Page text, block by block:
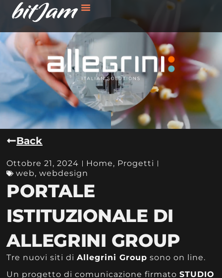
Back
Ottobre 21, 2024 Home, Progetti
web,webdesign
PORTALE
ISTITUZIONALE DI
ALLEGRINI GROUP
Tre nuovi siti di Allegrini Group sono on line.
Un progetto di comunicazione firmato STUDIO